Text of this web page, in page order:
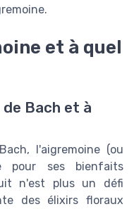
et à quel
Bach et à
l'aigremoine (ou
pour ses bienfaits
n'est plus un défi
des élixirs floraux